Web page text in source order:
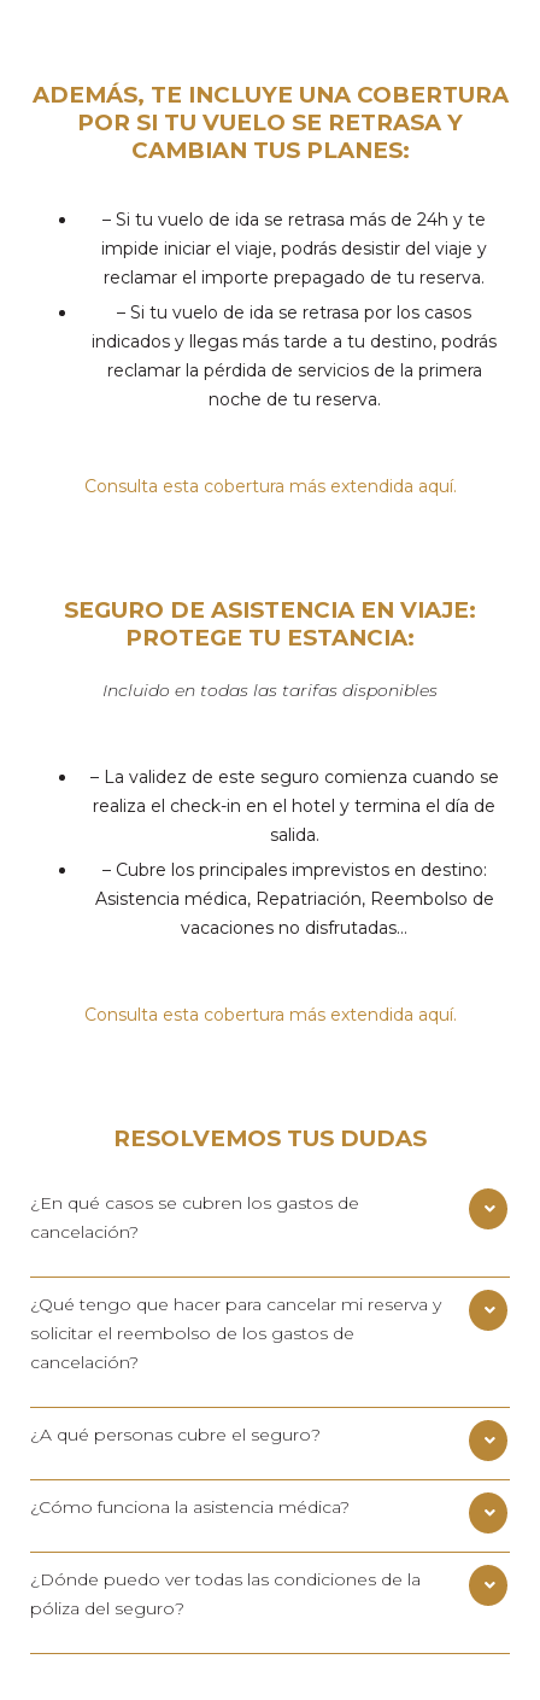
ADEMÁS, TE INCLUYE UNA COBERTURA
POR SI TU VUELO SE RETRASA Y
CAMBIAN TUS PLANES:
– Si tu vuelo de ida se retrasa más de 24h y te
impide iniciar el viaje, podrás desistir del viaje y
reclamar el importe prepagado de tu reserva.
– Si tu vuelo de ida se retrasa por los casos
indicados y llegas más tarde a tu destino, podrás
reclamar la pérdida de servicios de la primera
noche de tu reserva.
Consulta esta cobertura más extendida aquí.
SEGURO DE ASISTENCIA EN VIAJE:
PROTEGE TU ESTANCIA:
Incluido en todas las tarifas disponibles
– La validez de este seguro comienza cuando se
realiza el check-in en el hotel y termina el día de
salida.
– Cubre los principales imprevistos en destino:
Asistencia médica, Repatriación, Reembolso de
vacaciones no disfrutadas…
Consulta esta cobertura más extendida aquí.
RESOLVEMOS TUS DUDAS
¿En qué casos se cubren los gastos de
cancelación?
¿Qué tengo que hacer para cancelar mi reserva y
solicitar el reembolso de los gastos de
cancelación?
¿A qué personas cubre el seguro?
¿Cómo funciona la asistencia médica?
¿Dónde puedo ver todas las condiciones de la
póliza del seguro?